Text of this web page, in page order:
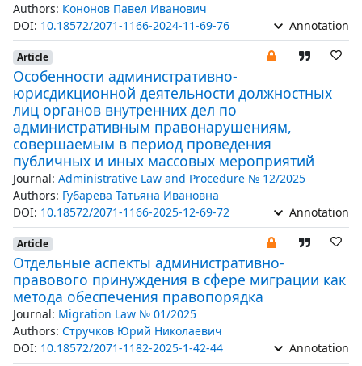
Authors: Кононов Павел Иванович
DOI: 10.18572/2071-1166-2024-11-69-76 Annotation
Article
Особенности административно-
юрисдикционной деятельности должностных
лиц органов внутренних дел по
административным правонарушениям,
совершаемым в период проведения
публичных и иных массовых мероприятий
Journal: Administrative Law and Procedure № 12/2025
Authors: Губарева Татьяна Ивановна
DOI: 10.18572/2071-1166-2025-12-69-72 Annotation
Article
Отдельные аспекты административно-
правового принуждения в сфере миграции как
метода обеспечения правопорядка
Journal: Migration Law № 01/2025
Authors: Стручков Юрий Николаевич
DOI: 10.18572/2071-1182-2025-1-42-44 Annotation